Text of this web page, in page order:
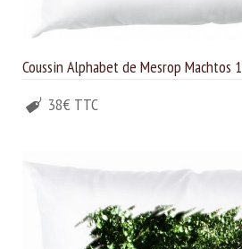
Coussin Alphabet de Mesrop Machtos 1
38€ TTC